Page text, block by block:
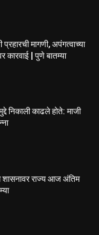
मागणी, अपंगत्वाच्या
कारवाई | पुणे बातम्या
मुद्दे निकाली काढले होते: माजी
शासनावर राज्य आज अंतिम